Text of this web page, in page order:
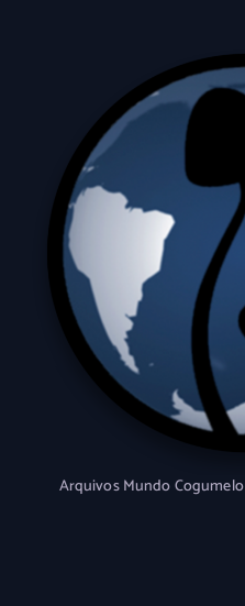
Arquivos Mundo Cogumelo